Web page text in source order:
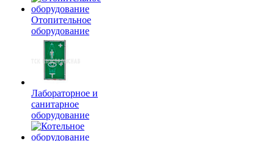
Отопительное
оборудование
Лабораторное и
санитарное
оборудование